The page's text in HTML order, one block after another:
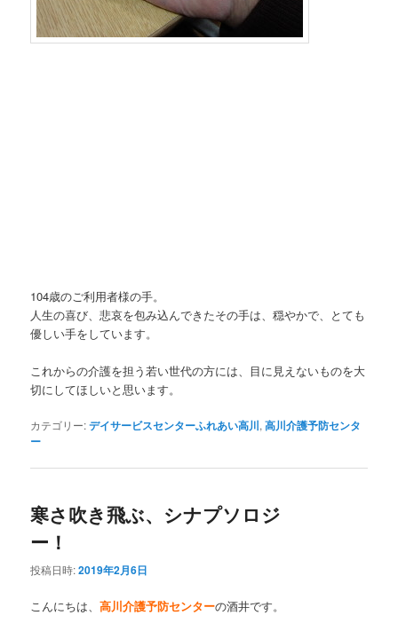
104歳のご利用者様の手。
人生の喜び、悲哀を包み込んできたその手は、穏やかで、とても
優しい手をしています。
これからの介護を担う若い世代の方には、目に見えないものを大
切にしてほしいと思います。
カテゴリー:デイサービスセンターふれあい高川,高川介護予防センタ
ー
寒さ吹き飛ぶ、シナプソロジ
ー！
投稿日時:2019年2月6日
こんにちは、高川介護予防センターの酒井です。